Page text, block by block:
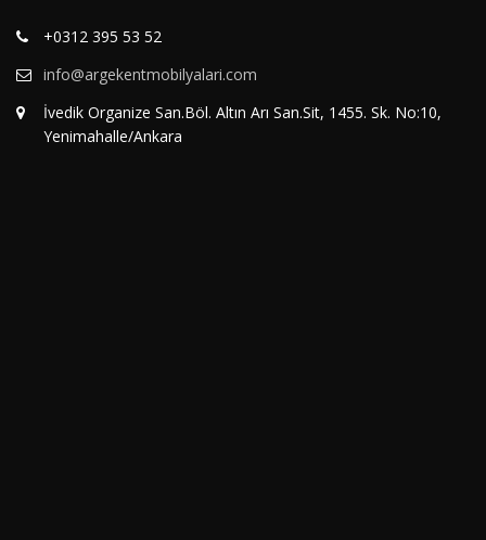
+0312 395 53 52
info@argekentmobilyalari.com
İvedik Organize San.Böl. Altın Arı San.Sit, 1455. Sk. No:10,
Yenimahalle/Ankara